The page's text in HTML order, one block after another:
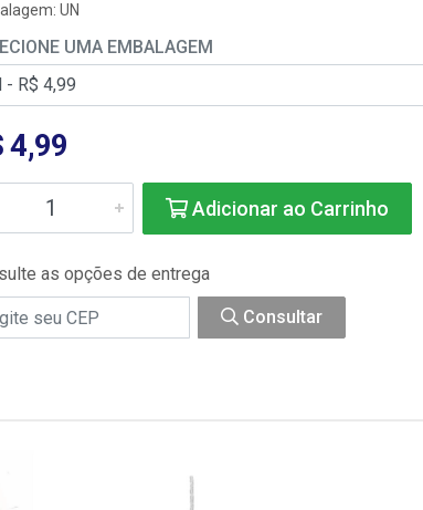
UN
UMA EMBALAGEM
4,99
Adicionar ao Carrinho
as opções de entrega
Consultar